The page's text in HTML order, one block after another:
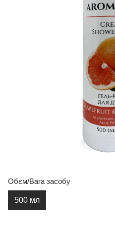
Обєм/Вага засобу
500 мл